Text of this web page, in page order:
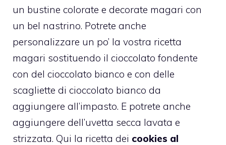
un bustine colorate e decorate magari con
un bel nastrino. Potrete anche
personalizzare un po’ la vostra ricetta
magari sostituendo il cioccolato fondente
con del cioccolato bianco e con delle
scagliette di cioccolato bianco da
aggiungere all’impasto. E potrete anche
aggiungere dell’uvetta secca lavata e
strizzata. Qui la ricetta dei cookies al